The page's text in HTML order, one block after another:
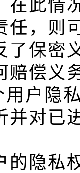
在此情
任，则
了保密
赔偿义
用户隐
并对已
的隐私